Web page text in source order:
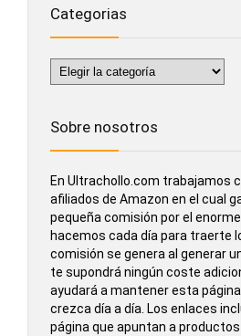
Categorias
Categorias
Sobre nosotros
En Ultrachollo.com trabajamos
afiliados de Amazon en el cual
pequeña comisión por el
hacemos cada día para traerte
comisión se genera al generar
te supondrá ningún coste
ayudará a mantener esta
crezca día a día. Los enlaces
página que apuntan a